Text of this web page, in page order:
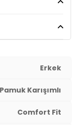
: 100 cm / Bel :
Erkek
Pamuk Karışımlı
Comfort Fit